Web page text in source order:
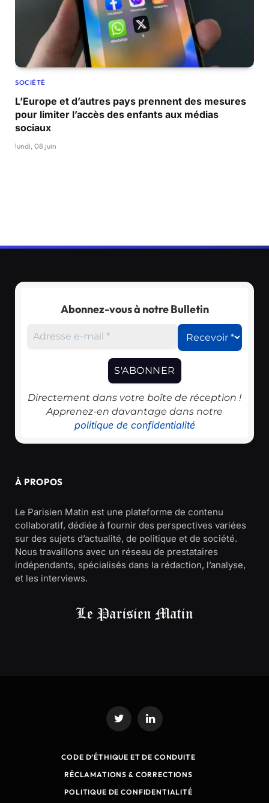
SOCIÉTÉ
L’Europe et d’autres pays prennent des mesures
pour limiter l’accès des enfants aux médias
sociaux
lundi, 08 juin
Abonnez-vous à notre Bulletin
Directement dans votre boîte de réception !
Apprenez-en davantage dans notre
politique de confidentialité
À PROPOS
Le Parisien Matin est une plateforme de contenu
collaboratif, dédiée à fournir des perspectives variées
sur des sujets d’actualité, de politique et de société.
Nous travaillons avec un réseau de prestataires
indépendants, spécialisés dans la rédaction, l’analyse,
et les interviews.
Twitter LinkedIn
CODE D’ÉTHIQUE ET DE CONDUITE
RÉCLAMATIONS & CORRECTIONS
POLITIQUE DE CONFIDENTIALITÉ